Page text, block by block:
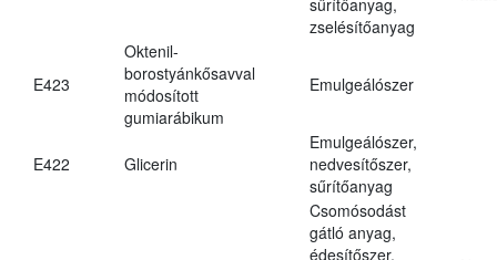
zselésítőanyag
E423
Oktenil-
borostyánkősavval
módosított
gumiarábikum
Emulgeálószer
E422 Glicerin
Emulgeálószer,
nedvesítőszer,
sűrítőanyag
Csomósodást
gátló anyag,
édesítőszer,